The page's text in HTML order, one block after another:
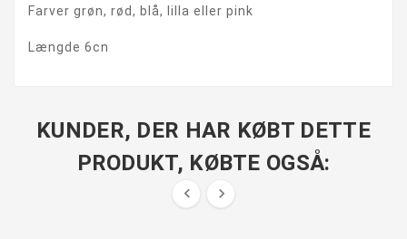
Farver grøn, rød, blå, lilla eller pink
Længde 6cn
KUNDER, DER HAR KØBT DETTE
PRODUKT, KØBTE OGSÅ:
 